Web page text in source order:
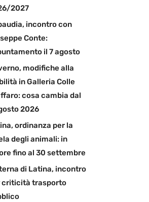
2027
incontro con
Conte:
il 7 agosto
modifiche alla
in Galleria Colle
cosa cambia dal
2026
ordinanza per la
degli animali: in
fino al 30 settembre
di Latina, incontro
criticità trasporto